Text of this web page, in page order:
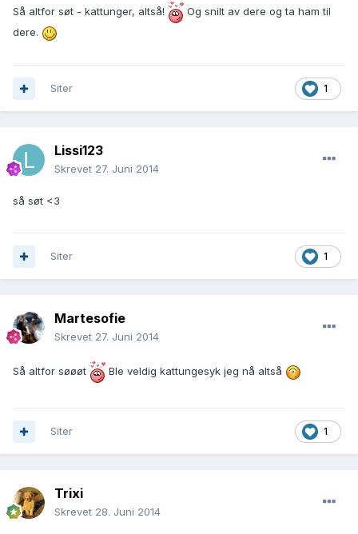
Så altfor søt - kattunger, altså!
Og snilt av dere og ta ham til
dere.
1
Siter
Lissi123
Skrevet 27. Juni 2014
så søt <3
1
Siter
Martesofie
Skrevet 27. Juni 2014
Så altfor søøøt Ble veldig kattungesyk jeg nå altså
1
Siter
Trixi
Skrevet 28. Juni 2014